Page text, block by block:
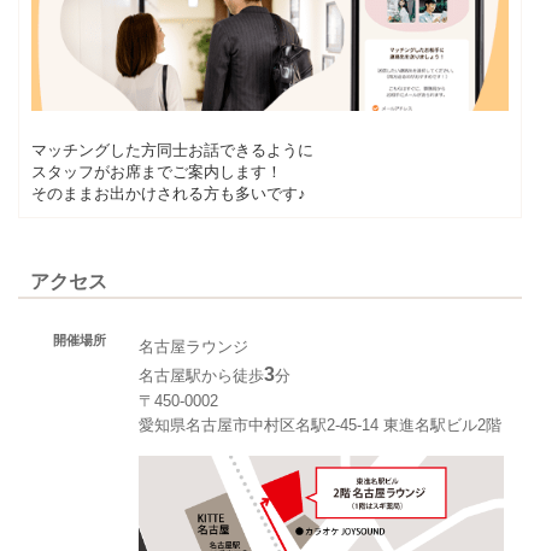
マッチングした方同士お話できるように
スタッフがお席までご案内します！
そのままお出かけされる方も多いです♪
アクセス
開催場所
名古屋ラウンジ
名古屋駅から徒歩3分
〒450-0002
愛知県名古屋市中村区名駅2-45-14 東進名駅ビル2階